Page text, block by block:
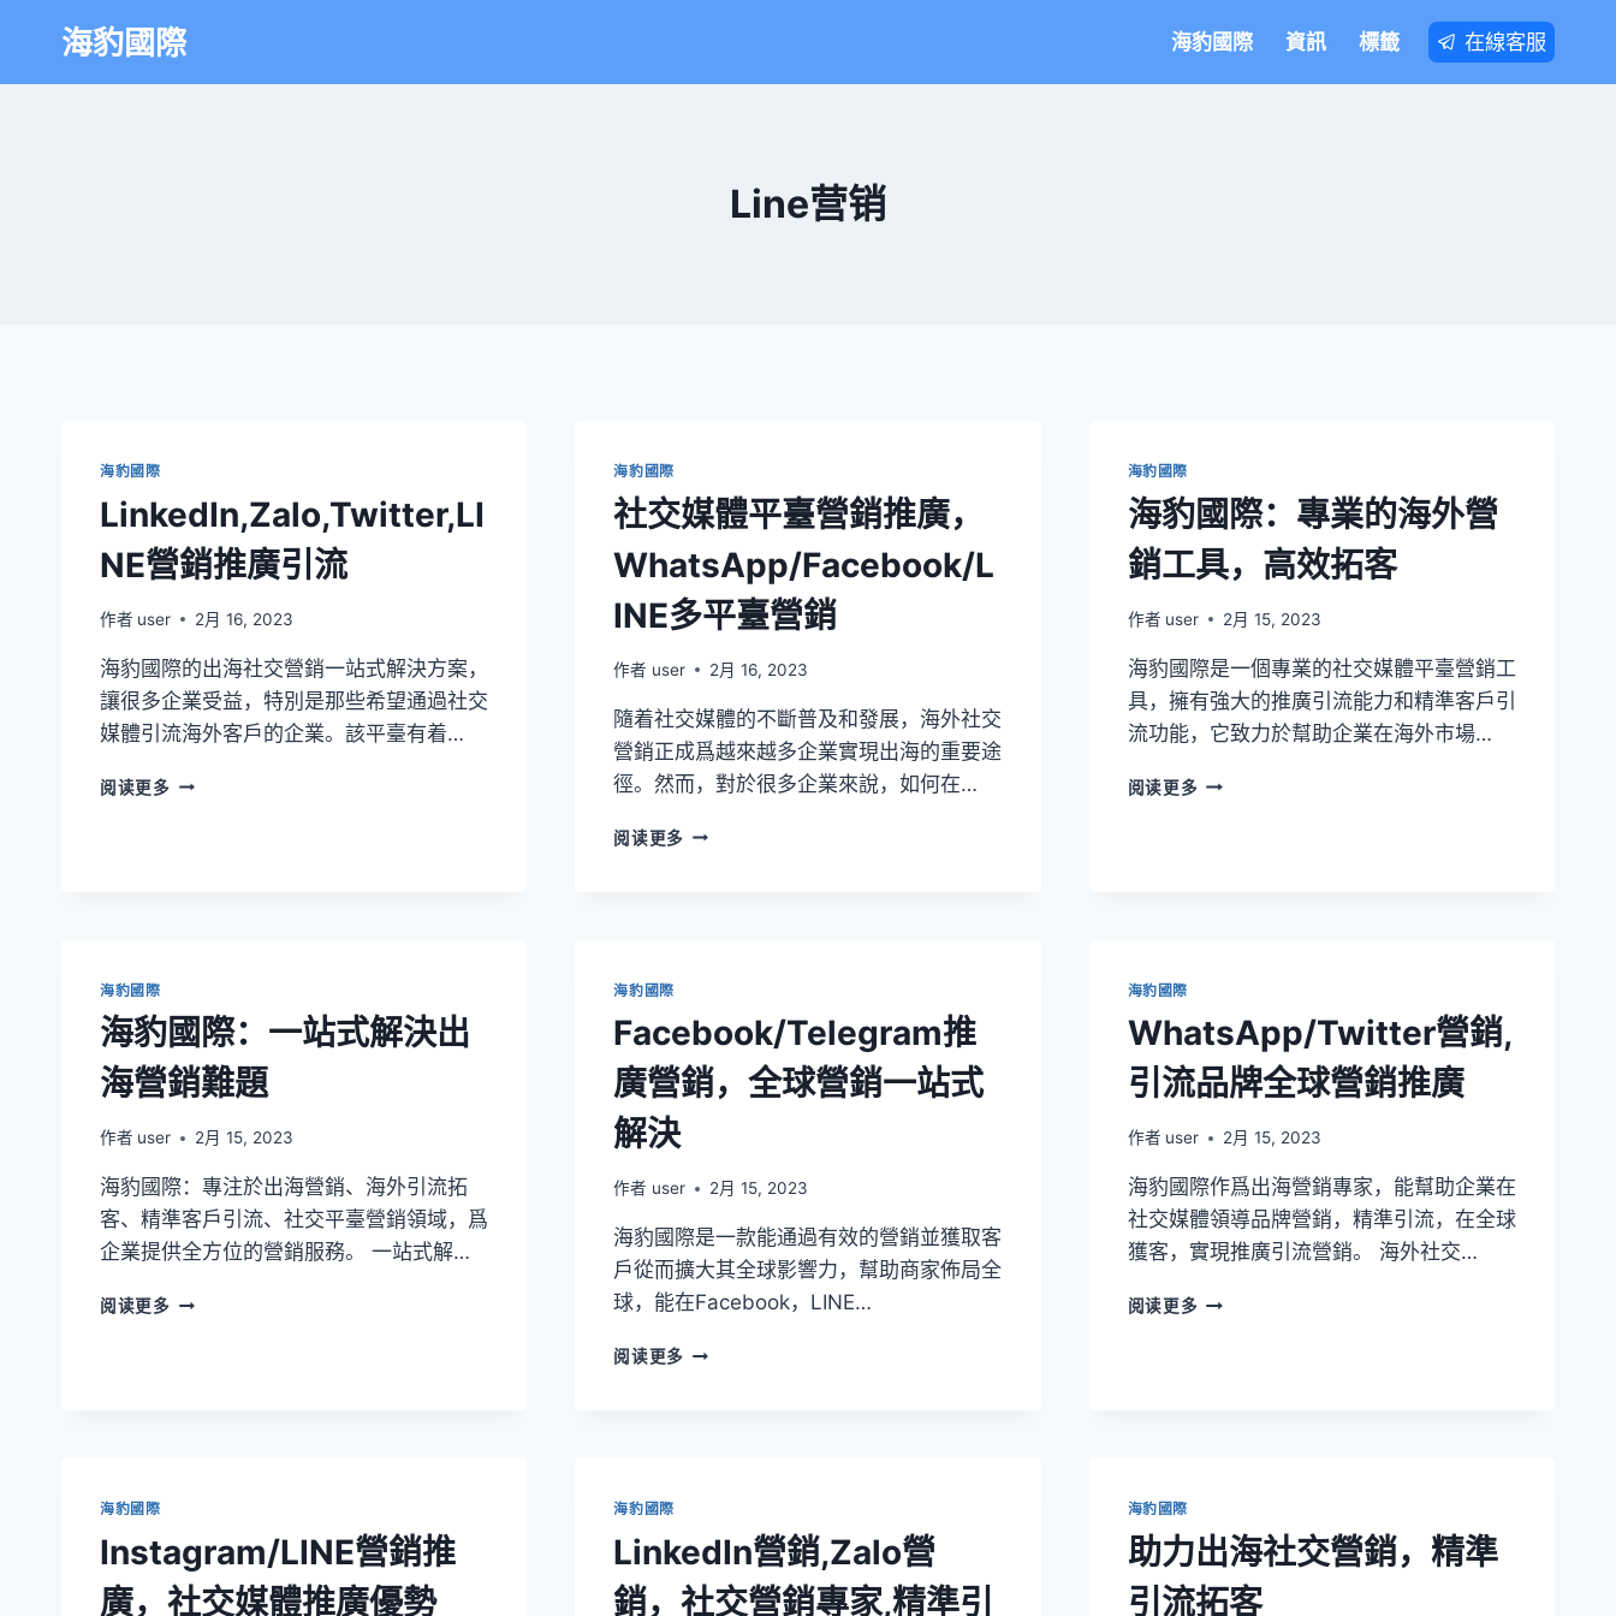
海豹國際 海豹國際 資訊 標籤 在線客服
Line营销
海豹國際
LinkedIn,Zalo,Twitter,LI
NE營銷推廣引流
作者 user 2月 16, 2023
海豹國際的出海社交營銷一站式解決方案，
讓很多企業受益，特別是那些希望通過社交
媒體引流海外客戶的企業。該平臺有着…
阅读更多
海豹國際
社交媒體平臺營銷推廣，
WhatsApp/Facebook/L
INE多平臺營銷
作者 user 2月 16, 2023
隨着社交媒體的不斷普及和發展，海外社交
營銷正成爲越來越多企業實現出海的重要途
徑。然而，對於很多企業來說，如何在…
阅读更多
海豹國際
海豹國際：專業的海外營
銷工具，高效拓客
作者 user 2月 15, 2023
海豹國際是一個專業的社交媒體平臺營銷工
具，擁有強大的推廣引流能力和精準客戶引
流功能，它致力於幫助企業在海外市場…
阅读更多
海豹國際
海豹國際：一站式解決出
海營銷難題
作者 user 2月 15, 2023
海豹國際：專注於出海營銷、海外引流拓
客、精準客戶引流、社交平臺營銷領域，爲
企業提供全方位的營銷服務。 一站式解…
阅读更多
海豹國際
Facebook/Telegram推
廣營銷，全球營銷一站式
解決
作者 user 2月 15, 2023
海豹國際是一款能通過有效的營銷並獲取客
戶從而擴大其全球影響力，幫助商家佈局全
球，能在Facebook，LINE…
阅读更多
海豹國際
WhatsApp/Twitter營銷,
引流品牌全球營銷推廣
作者 user 2月 15, 2023
海豹國際作爲出海營銷專家，能幫助企業在
社交媒體領導品牌營銷，精準引流，在全球
獲客，實現推廣引流營銷。 海外社交…
阅读更多
海豹國際
Instagram/LINE營銷推
廣，社交媒體推廣優勢
海豹國際
LinkedIn營銷,Zalo營
銷，社交營銷專家,精準引
海豹國際
助力出海社交營銷，精準
引流拓客